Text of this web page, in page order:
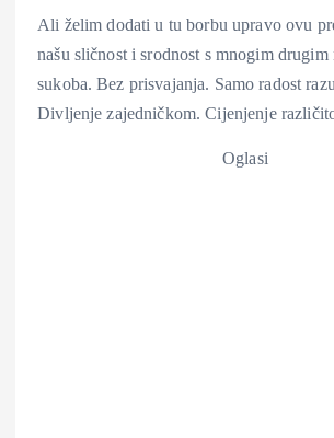
Ali želim dodati u tu borbu upravo ovu
našu sličnost i srodnost s mnogim drugim
sukoba. Bez prisvajanja. Samo radost
Divljenje zajedničkom. Cijenjenje
Oglasi